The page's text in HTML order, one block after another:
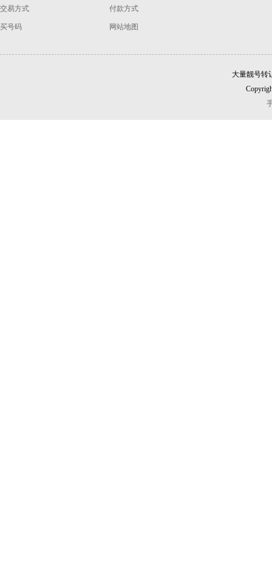
交易方式
买号码
付款方式
网站地图
大量靓号转